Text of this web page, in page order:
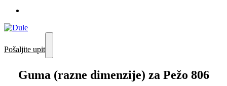
Pošaljite upit
Guma (razne dimenzije) za Pežo 806